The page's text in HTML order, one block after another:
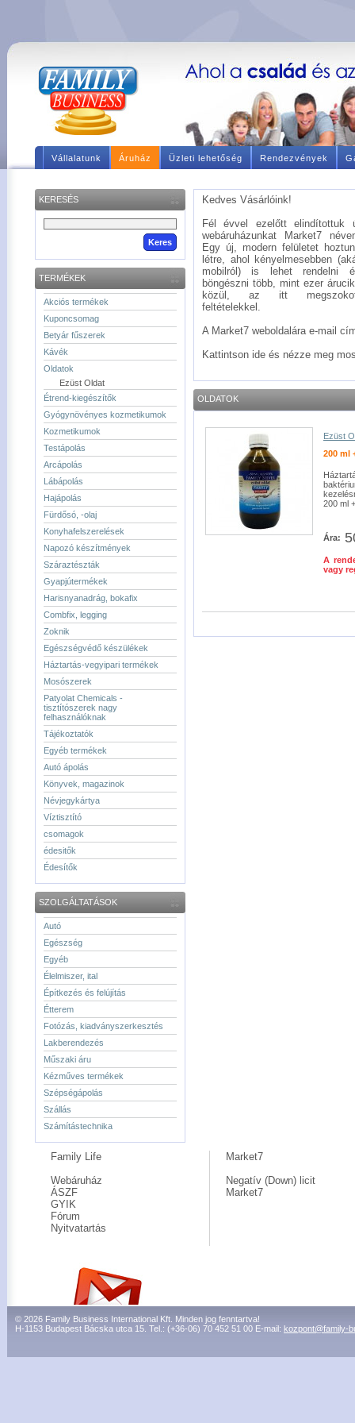
Vállalatunk Áruház Üzleti lehetőség Rendezvények
KERESÉS
TERMÉKEK
Akciós termékek
Kuponcsomag
Betyár fűszerek
Kávék
Oldatok
Ezüst Oldat
Étrend-kiegészítők
Gyógynövényes kozmetikumok
Kozmetikumok
Testápolás
Arcápolás
Lábápolás
Hajápolás
Fürdősó, -olaj
Konyhafelszerelések
Napozó készítmények
Száraztészták
Gyapjútermékek
Harisnyanadrág, bokafix
Combfix, legging
Zoknik
Egészségvédő készülékek
Háztartás-vegyipari termékek
Mosószerek
Patyolat Chemicals -
tisztítószerek nagy
felhasználóknak
Tájékoztatók
Egyéb termékek
Autó ápolás
Könyvek, magazinok
Névjegykártya
Víztisztító
csomagok
édesitők
Édesítők
SZOLGÁLTATÁSOK
Autó
Egészség
Egyéb
Élelmiszer, ital
Építkezés és felújítás
Étterem
Fotózás, kiadványszerkesztés
Lakberendezés
Műszaki áru
Kézműves termékek
Szépségápolás
Szállás
Számítástechnika
Kedves Vásárlóink!
Fél évvel ezelőtt elindítottuk
webáruházunkat Market7
Egy új, modern felületet
létre, ahol kényelmesebben
mobilról) is lehet rendelni
böngészni több, mint ezer
közül, az itt
feltételekkel.
A Market7 weboldalára e-mail
Kattintson ide és nézze meg
OLDATOK
Ezüst
200 ml
200 ml
Ára:
A
vagy
Family Life
Webáruház
ÁSZF
GYIK
Fórum
Nyitvatartás
Market7
Negatív (Down) licit
Market7
© 2026 Family Business International Kft. Minden jog fenntartva!
H-1153 Budapest Bácska utca 15. Tel.: (+36-06) 70 452 51 00 E-mail: kozpont@family-